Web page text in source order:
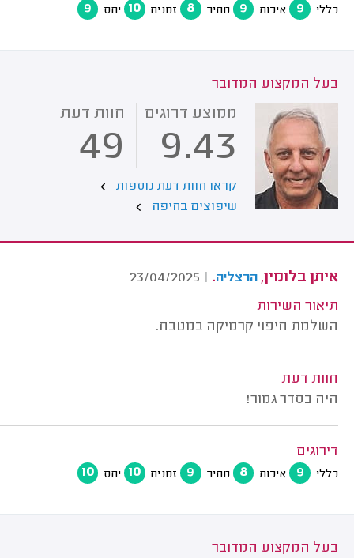
כללי 9 איכות 9 מחיר 8 זמנים 10 יחס 9
בעל המקצוע המדובר
ממוצע דרוגים
9.43
חוות דעת
49
קראו חוות דעת נוספות
שיפוצים בחיפה
איתן בלומין, הרצליה.
|
23/04/2025
תיאור השירות
השלמת חיפוי קרמיקה במטבח.
חוות דעת
היה בסדר גמור!
דירוגים
כללי 9 איכות 8 מחיר 9 זמנים 10 יחס 10
בעל המקצוע המדובר